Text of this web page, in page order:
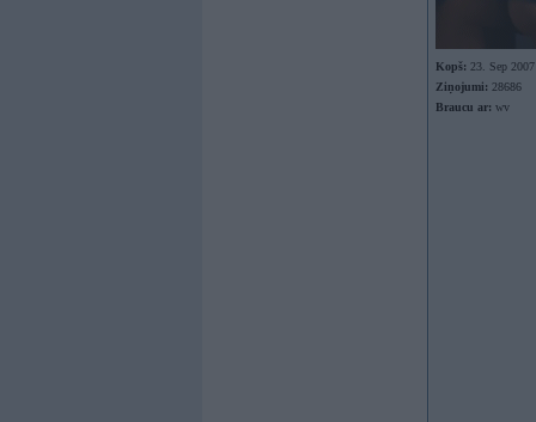
Kopš: 23. Sep 2007
Ziņojumi: 28686
Braucu ar: wv